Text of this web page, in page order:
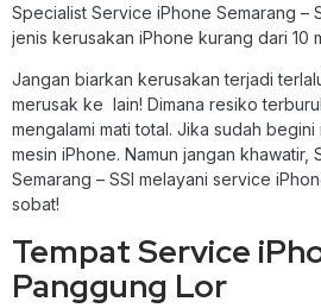
Specialist Service iPhone Semarang –
jenis kerusakan iPhone kurang dari 10
Jangan biarkan kerusakan terjadi
merusak ke lain! Dimana resiko
mengalami mati total. Jika sudah
mesin iPhone. Namun jangan khawatir,
Semarang – SSI melayani service
sobat!
Tempat Service
Panggung Lor